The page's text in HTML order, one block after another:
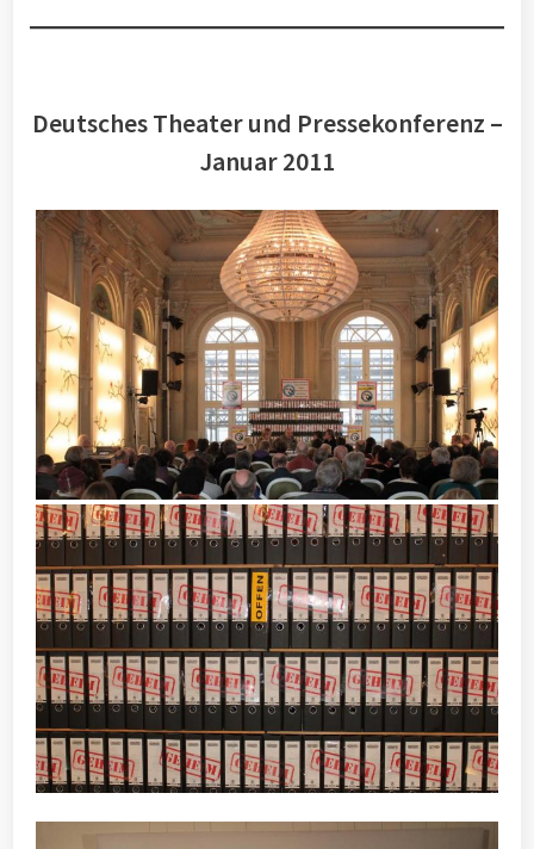
Deutsches Theater und Pressekonferenz –
Januar 2011